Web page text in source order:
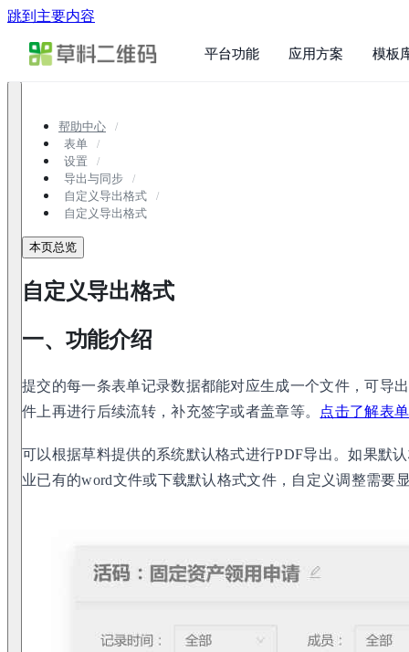
跳到主要内容
平台功能 应用方案 模板
帮助中心
表单
设置
导出与同步
自定义导出格式
自定义导出格式
本页总览
自定义导出格式
一、功能介绍
提交的每一条表单记录数据都能对应生成一个文件，可导
件上再进行后续流转，补充签字或者盖章等。 点击了解表
可以根据草料提供的系统默认格式进行PDF导出。如果默
业已有的word文件或下载默认格式文件，自定义调整需要